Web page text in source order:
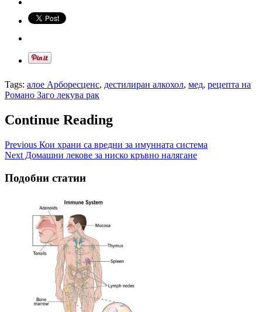
Tags: алое Арборесценс, дестилиран алкохол, мед, рецепта на
Романо Заго лекува рак
Continue Reading
Previous Кои храни са вредни за имунната система
Next Домашни лекове за ниско кръвно налягане
Подобни статии